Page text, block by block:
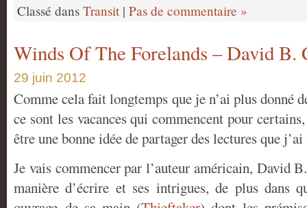
Classé dans Transit | Pas de commentaire »
Winds Of The Forelands – David B.
29 juin 2012
Comme cela fait longtemps que je n’ai plus donné
ce sont les vacances qui commencent pour
être une bonne idée de partager des lectures que
Je vais commencer par l’auteur américain, David
manière d’écrire et ses intrigues, de plus dans